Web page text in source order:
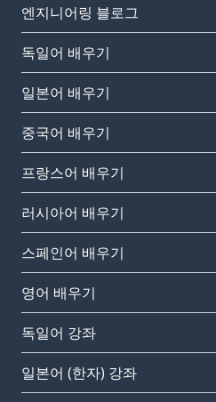
엔지니어링 블로그
독일어 배우기
일본어 배우기
중국어 배우기
프랑스어 배우기
러시아어 배우기
스페인어 배우기
영어 배우기
독일어 강좌
일본어 (한자) 강좌